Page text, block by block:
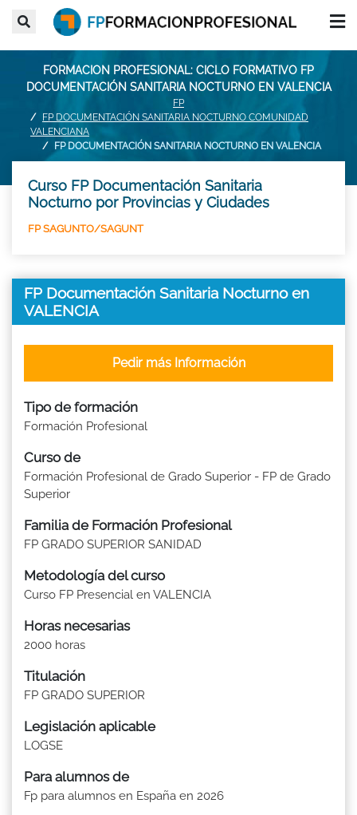
FORMACION PROFESIONAL: CICLO FORMATIVO FP
DOCUMENTACIÓN SANITARIA NOCTURNO EN VALENCIA
FP
FP DOCUMENTACIÓN SANITARIA NOCTURNO COMUNIDAD
VALENCIANA
FP DOCUMENTACIÓN SANITARIA NOCTURNO EN VALENCIA
Curso FP Documentación Sanitaria
Nocturno por Provincias y Ciudades
FP SAGUNTO/SAGUNT
FP Documentación Sanitaria Nocturno en
VALENCIA
Tipo de formación
Formación Profesional
Curso de
Formación Profesional de Grado Superior - FP de Grado
Superior
Familia de Formación Profesional
FP GRADO SUPERIOR SANIDAD
Metodología del curso
Curso FP Presencial en VALENCIA
Horas necesarias
2000 horas
Titulación
FP GRADO SUPERIOR
Legislación aplicable
LOGSE
Para alumnos de
Fp para alumnos en España en 2026
Pedir más Información